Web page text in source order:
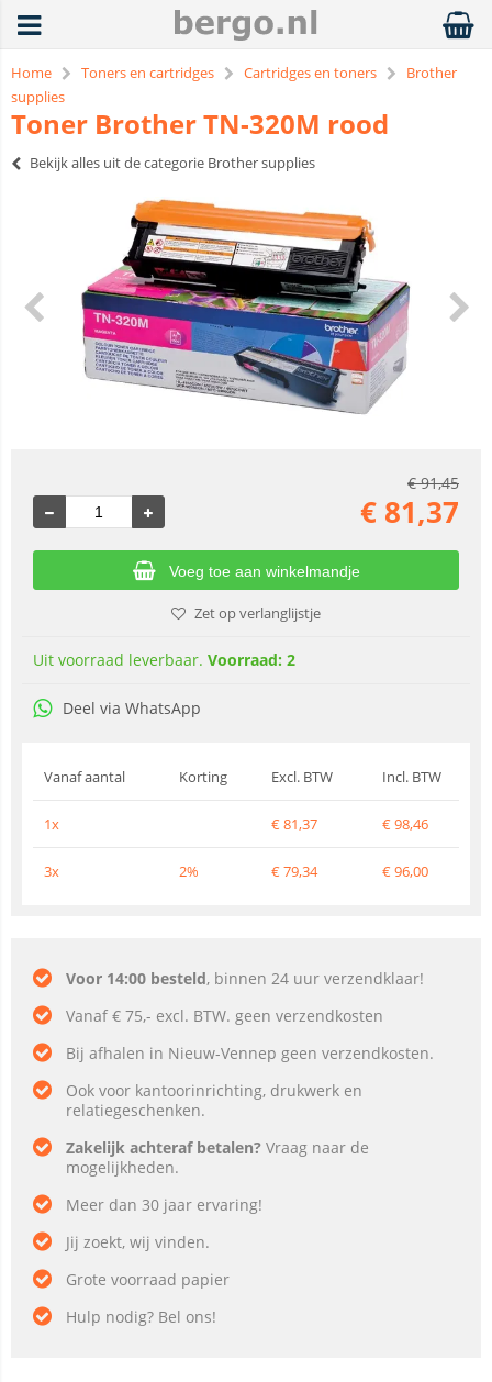
Home Toners en cartridges Cartridges en toners
Brother
supplies
Toner Brother TN-320M rood
Bekijk alles uit de categorie Brother supplies
€91,45
€ 81,37
Voeg toe aan winkelmandje
Zet op verlanglijstje
Uit voorraad leverbaar. Voorraad: 2
Deel via WhatsApp
Vanaf aantal Korting Excl. BTW Incl. BTW
1x €81,37 €98,46
3x 2% €79,34 €96,00
Voor 14:00 besteld, binnen 24 uur verzendklaar!
Vanaf € 75,- excl. BTW. geen verzendkosten
Bij afhalen in Nieuw-Vennep geen verzendkosten.
Ook voor kantoorinrichting, drukwerk en
relatiegeschenken.
Zakelijk achteraf betalen? Vraag naar de
mogelijkheden.
Meer dan 30 jaar ervaring!
Jij zoekt, wij vinden.
Grote voorraad papier
Hulp nodig? Bel ons!